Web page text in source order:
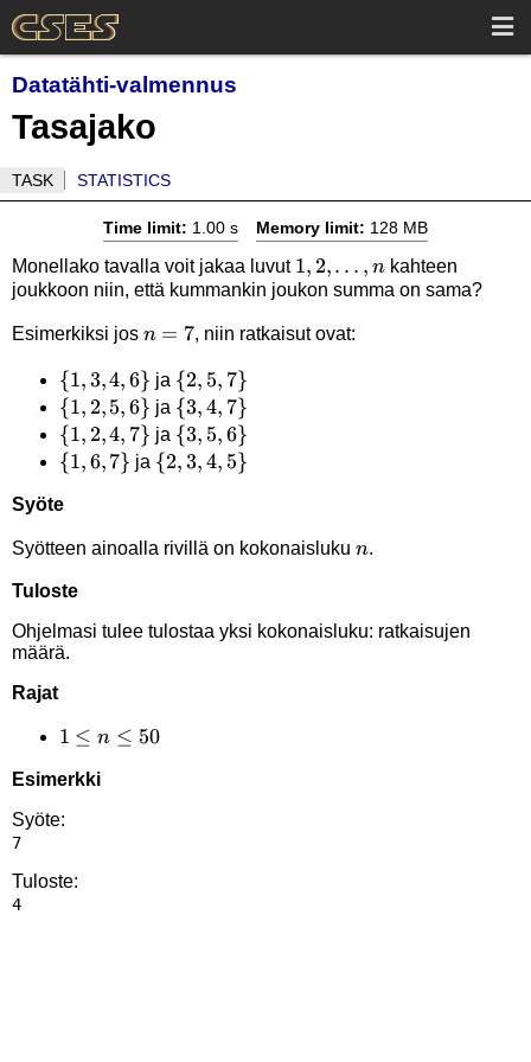
Datatähti-valmennus
Tasajako
TASK STATISTICS
Time limit: 1.00 s Memory limit: 128 MB
Monellako tavalla voit jakaa luvut 1,2,\ldots,n
1, 2,… , n kahteen
joukkoon niin, että kummankin joukon summa on sama?
Esimerkiksi jos n=7
n = 7, niin ratkaisut ovat:
\
{1,3,4,6\}
{1,3,4, 6} ja \
{2,5,7\}
{2, 5, 7}
\
{1,2,5,6\}
{1, 2,5, 6} ja \
{3,4,7\}
{3, 4, 7}
\
{1,2,4,7\}
{1, 2,4, 7} ja \
{3,5,6\}
{3, 5, 6}
\
{1,6,7} ja \
{2, 3, 4, 5}
Syöte
Syötteen ainoalla rivillä on kokonaisluku n
n.
Tuloste
Ohjelmasi tulee tulostaa yksi kokonaisluku: ratkaisujen
määrä.
Rajat
1
n
\le
1 ≤ n ≤ 50
Esimerkki
Syöte:
7
Tuloste:
4